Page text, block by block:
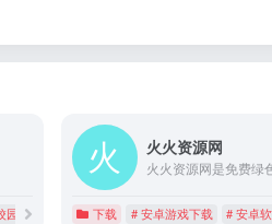
园网联合镜像站 # 镜像站
火火资源网
下载 # 安卓游戏下载 # 安卓